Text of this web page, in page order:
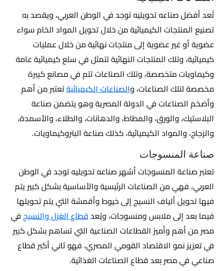
تُعد أفضل صناعه تحويليه توجد في الوطن العربي، ويقصد به
تصنيع المنتجات الكيميائية من خلال تحويل المواد الخام سواء
عضوية أو غير عضوية إلى منتجات نهائية من خلال عمليات
كيميائية، وتلك المنتجات النهائية تتمثل في سلع كيميائية عامة
وكيماويات متخصصة، وتلك الصناعات تتم في مصانع كبيرة
مخصصة لتلك الصناعات، والصناعات الكيميائيةتعتبر من أهم
وأضخم الصناعات في الدولة المصرية وهو يتضمن صناعة
البلاستيك، والورق، والمطاط، والدهانات، والطلاء، والأسمدة،
والزجاج، والمواد الكيميائية، كذلك صناعة البتروكيماويات.
صناعة المنسوجات
تعتبر صناعة المنسوجات أشهر صناعه تحويليه توجد في الوطن
العربي، فهي من الصناعات الرئيسية والأساسية بشكل كبير يتم
فيها تحويل ألياف النسيج إلى خيوط وأقمشة التي يتم تحويلها
فيما بعد إلى ملابس ومنسوجات، ويُعدقطاع الغزل والنسيجفي
مصر من أهم وأميز القطاعات الصناعية التي تساهم بشكل كبير
في تعزيز نمو الاقتصاد القومي المصري، فهو ثاني أكبر قطاع
صناعي في مصر بعد قطاع الصناعات الغذائية.